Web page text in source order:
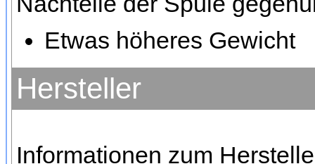
Etwas höheres Gewicht
Hersteller
Informationen zum